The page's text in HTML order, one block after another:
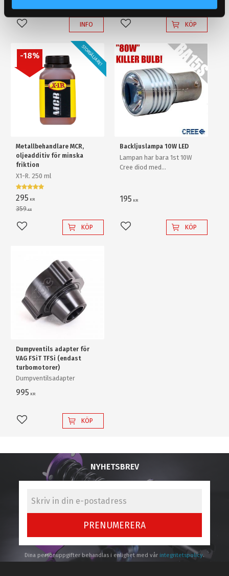
Lägg till i favoriter
INFO Lägg till i favoriter
KÖP
Metallbehandlare MCR,
oljeadditiv för minska
friktion
X1-R. 250 ml
295 KR
359KR
18% STORSÄLJARE!
Lägg till i favoriter
KÖP
Backljuslampa 10W LED
Lampan har bara 1st 10W
Cree diod med
enkelt en "80W" backlampa
195 KR
Lägg till i favoriter
KÖP
Dumpventils adapter för
VAG FSiT TFSi (endast
turbomotorer)
Dumpventilsadapter
995 KR
Lägg till i favoriter
KÖP
NYHETSBREV
PRENUMERERA
Dina personuppgifter behandlas i enlighet med vår integritetspolicy.